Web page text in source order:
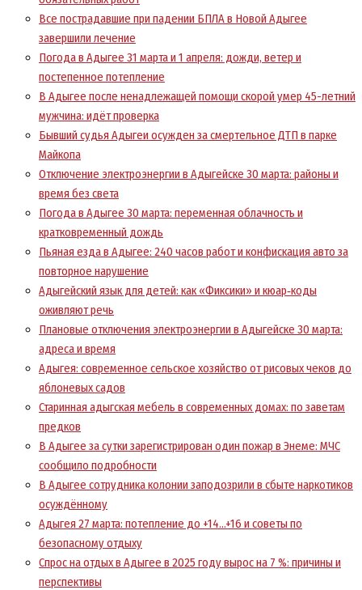
Все пострадавшие при падении БПЛА в Новой Адыгее
завершили лечение
Погода в Адыгее 31 марта и 1 апреля: дожди, ветер и
постепенное потепление
В Адыгее после ненадлежащей помощи скорой умер 45-летний
мужчина: идёт проверка
Бывший судья Адыгеи осужден за смертельное ДТП в парке
Майкопа
Отключение электроэнергии в Адыгейске 30 марта: районы и
время без света
Погода в Адыгее 30 марта: переменная облачность и
кратковременный дождь
Пьяная езда в Адыгее: 240 часов работ и конфискация авто за
повторное нарушение
Адыгейский язык для детей: как «Фиксики» и кюар‑коды
оживляют речь
Плановые отключения электроэнергии в Адыгейске 30 марта:
адреса и время
Адыгея: современное сельское хозяйство от рисовых чеков до
яблоневых садов
Старинная адыгская мебель в современных домах: по заветам
предков
В Адыгее за сутки зарегистрирован один пожар в Энеме: МЧС
сообщило подробности
В Адыгее сотрудника колонии заподозрили в сбыте наркотиков
осуждённому
Адыгея 27 марта: потепление до +14…+16 и советы по
безопасному отдыху
Спрос на отдых в Адыгее в 2025 году вырос на 7 %: причины и
перспективы